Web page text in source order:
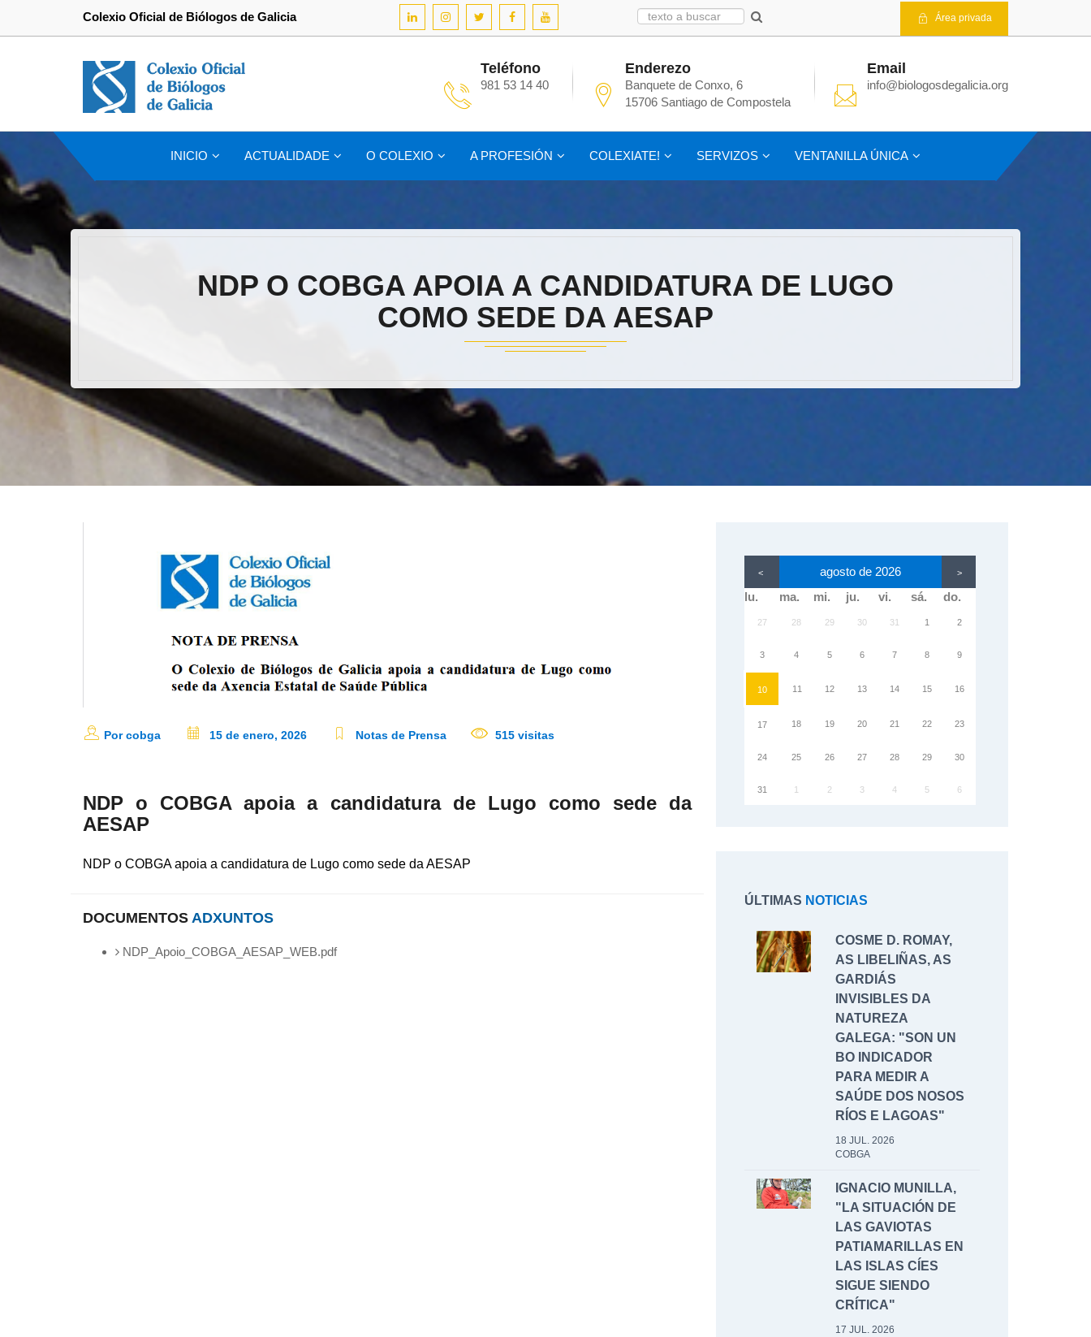
Colexio Oficial de Biólogos de Galicia Área privada
Teléfono
981 53 14 40
Enderezo
Banquete de Conxo, 6
15706 Santiago de Compostela
Email
info@biologosdegalicia.org
INICIO ACTUALIDADE O COLEXIO A PROFESIÓN COLEXIATE! SERVIZOS VENTANILLA ÚNICA
NDP O COBGA APOIA A CANDIDATURA DE LUGO
COMO SEDE DA AESAP
Por cobga 15 de enero, 2026 Notas de Prensa 515 visitas
NDP o COBGA apoia a candidatura de Lugo como sede da
AESAP
NDP o COBGA apoia a candidatura de Lugo como sede da AESAP
DOCUMENTOS ADXUNTOS
NDP_Apoio_COBGA_AESAP_WEB.pdf
< agosto de 2026 >
lu. ma. mi. ju. vi. sá. do.
27 28 29 30 31 1 2
3 4 5 6 7 8 9
10 11 12 13 14 15 16
17 18 19 20 21 22 23
24 25 26 27 28 29 30
31 1 2 3 4 5 6
ÚLTIMAS NOTICIAS
COSME D. ROMAY,
AS LIBELIÑAS, AS
GARDIÁS
INVISIBLES DA
NATUREZA
GALEGA: "SON UN
BO INDICADOR
PARA MEDIR A
SAÚDE DOS NOSOS
RÍOS E LAGOAS"
18 JUL. 2026
COBGA
IGNACIO MUNILLA,
"LA SITUACIÓN DE
LAS GAVIOTAS
PATIAMARILLAS EN
LAS ISLAS CÍES
SIGUE SIENDO
CRÍTICA"
17 JUL. 2026